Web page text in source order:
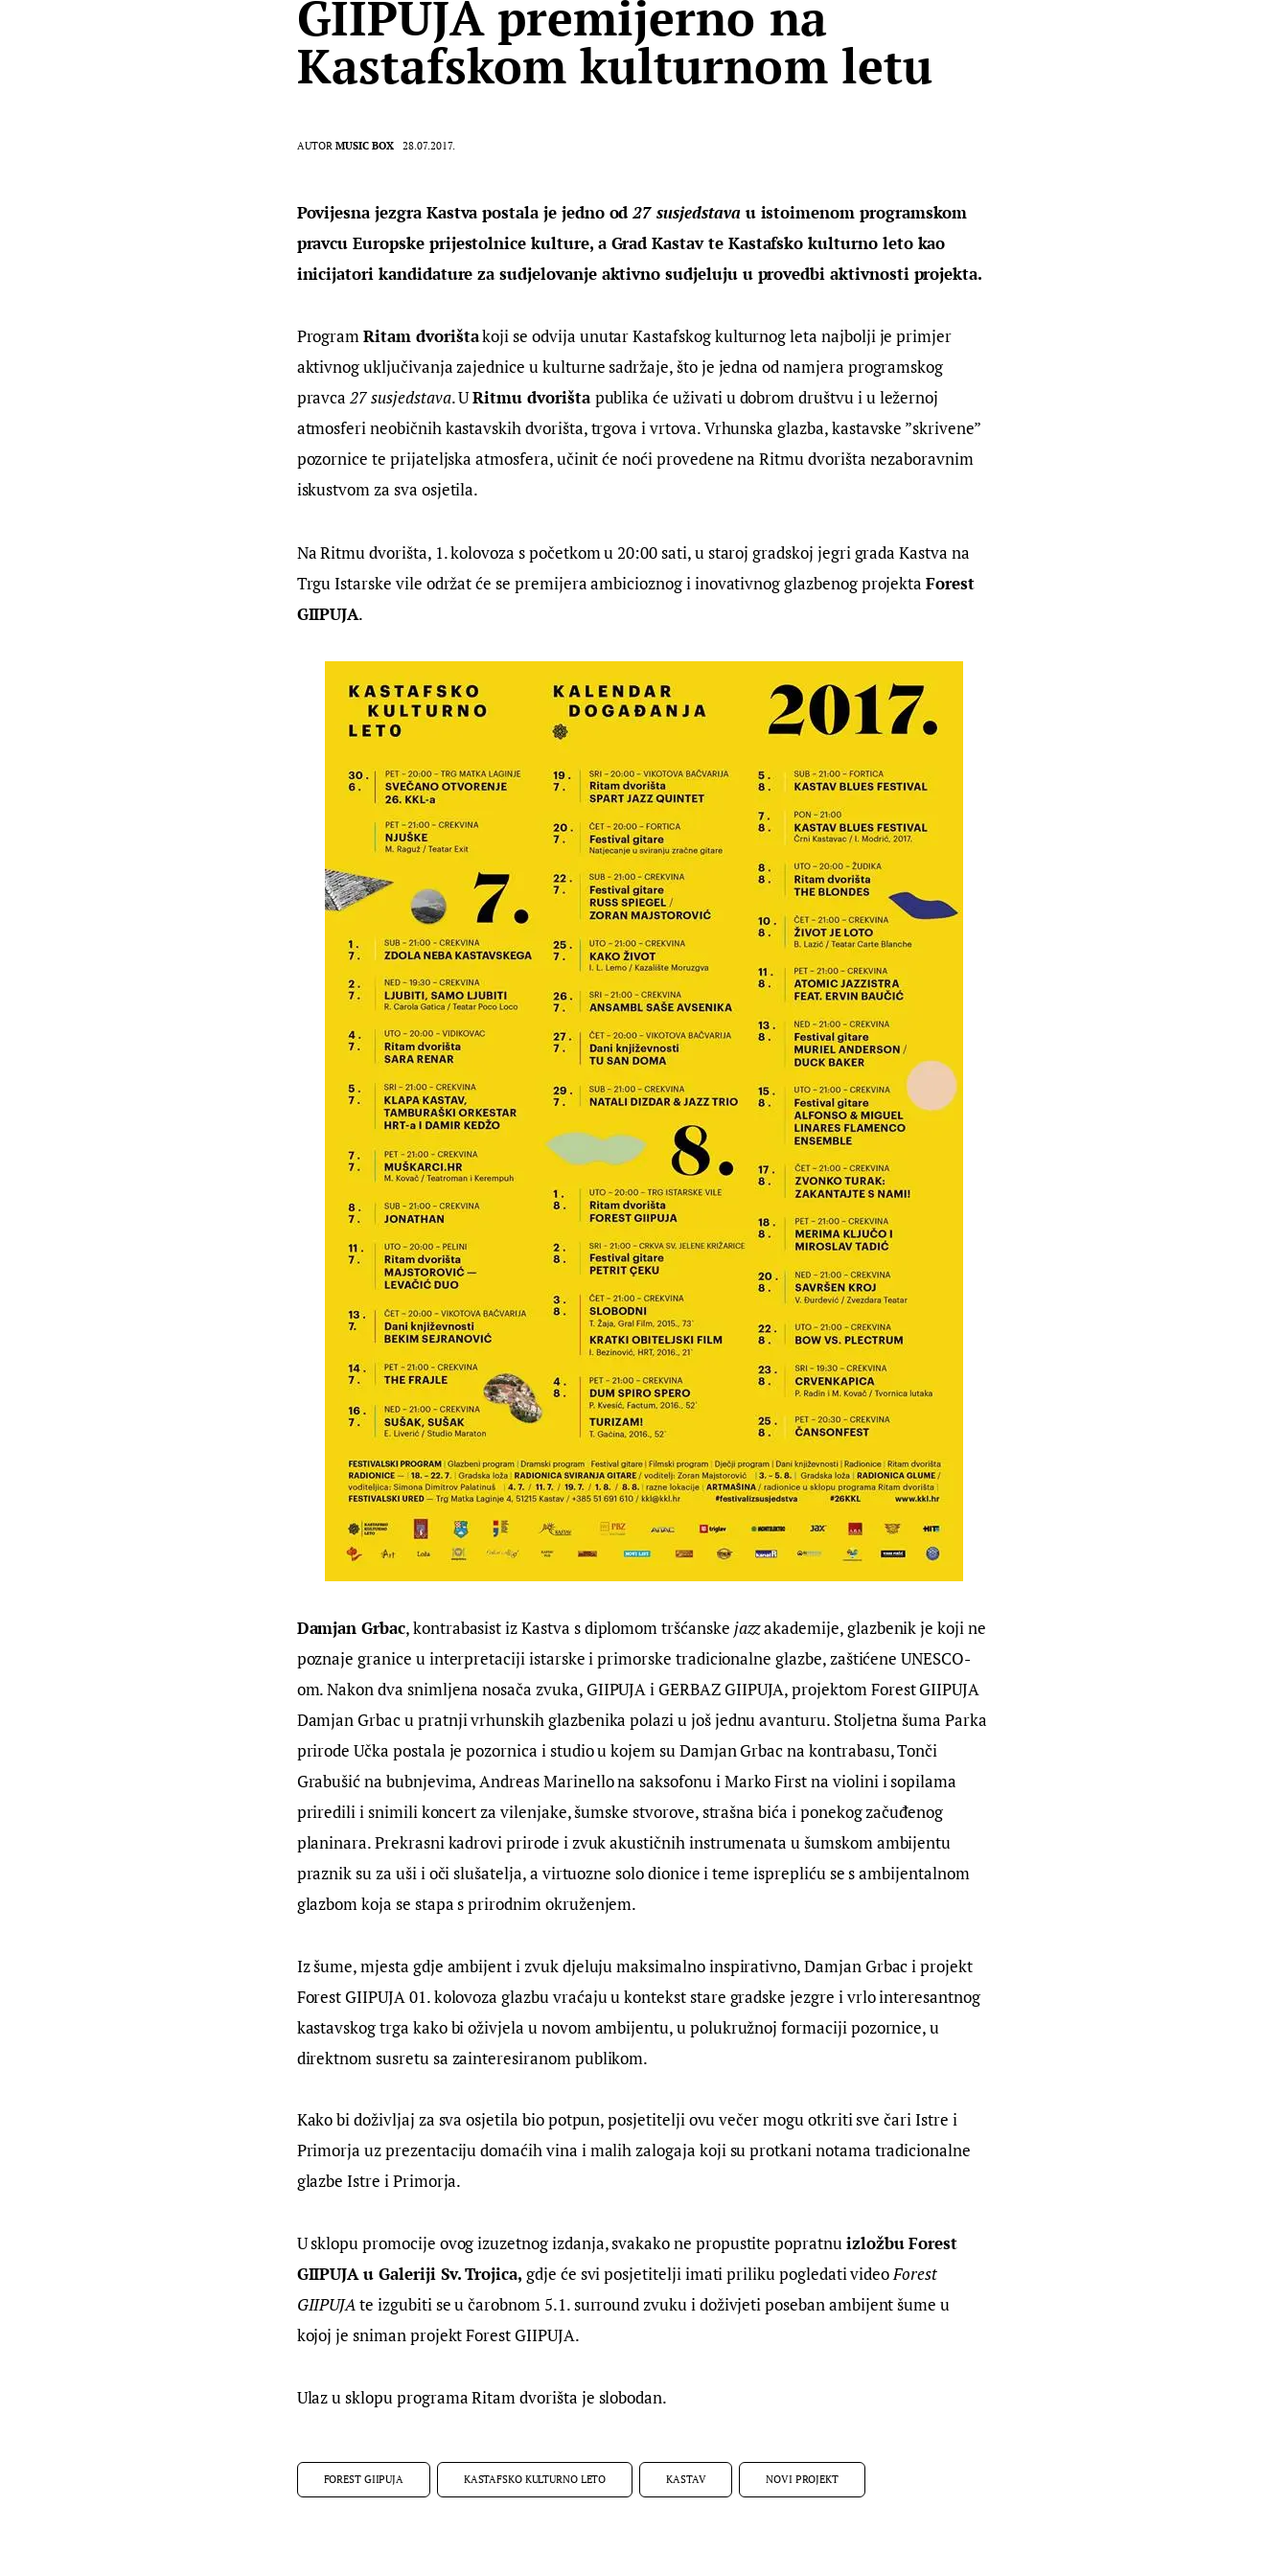
GIIPUJA premijerno na
Kastafskom kulturnom letu
AUTOR MUSIC BOX 28.07.2017.
Povijesna jezgra Kastva postala je jedno od 27 susjedstava u istoimenom programskom
pravcu Europske prijestolnice kulture, a Grad Kastav te Kastafsko kulturno leto kao
inicijatori kandidature za sudjelovanje aktivno sudjeluju u provedbi aktivnosti projekta.
Program Ritam dvorišta koji se odvija unutar Kastafskog kulturnog leta najbolji je primjer
aktivnog uključivanja zajednice u kulturne sadržaje, što je jedna od namjera programskog
pravca 27 susjedstava. U Ritmu dvorišta publika će uživati u dobrom društvu i u ležernoj
atmosferi neobičnih kastavskih dvorišta, trgova i vrtova. Vrhunska glazba, kastavske ”skrivene”
pozornice te prijateljska atmosfera, učinit će noći provedene na Ritmu dvorišta nezaboravnim
iskustvom za sva osjetila.
Na Ritmu dvorišta, 1. kolovoza s početkom u 20:00 sati, u staroj gradskoj jegri grada Kastva na
Trgu Istarske vile održat će se premijera ambicioznog i inovativnog glazbenog projekta Forest
GIIPUJA.
Damjan Grbac, kontrabasist iz Kastva s diplomom tršćanske jazz akademije, glazbenik je koji ne
poznaje granice u interpretaciji istarske i primorske tradicionalne glazbe, zaštićene UNESCO-
om. Nakon dva snimljena nosača zvuka, GIIPUJA i GERBAZ GIIPUJA, projektom Forest GIIPUJA
Damjan Grbac u pratnji vrhunskih glazbenika polazi u još jednu avanturu. Stoljetna šuma Parka
prirode Učka postala je pozornica i studio u kojem su Damjan Grbac na kontrabasu, Tonči
Grabušić na bubnjevima, Andreas Marinello na saksofonu i Marko First na violini i sopilama
priredili i snimili koncert za vilenjake, šumske stvorove, strašna bića i ponekog začuđenog
planinara. Prekrasni kadrovi prirode i zvuk akustičnih instrumenata u šumskom ambijentu
praznik su za uši i oči slušatelja, a virtuozne solo dionice i teme isprepliću se s ambijentalnom
glazbom koja se stapa s prirodnim okruženjem.
Iz šume, mjesta gdje ambijent i zvuk djeluju maksimalno inspirativno, Damjan Grbac i projekt
Forest GIIPUJA 01. kolovoza glazbu vraćaju u kontekst stare gradske jezgre i vrlo interesantnog
kastavskog trga kako bi oživjela u novom ambijentu, u polukružnoj formaciji pozornice, u
direktnom susretu sa zainteresiranom publikom.
Kako bi doživljaj za sva osjetila bio potpun, posjetitelji ovu večer mogu otkriti sve čari Istre i
Primorja uz prezentaciju domaćih vina i malih zalogaja koji su protkani notama tradicionalne
glazbe Istre i Primorja.
U sklopu promocije ovog izuzetnog izdanja, svakako ne propustite popratnu izložbu Forest
GIIPUJA u Galeriji Sv. Trojica, gdje će svi posjetitelji imati priliku pogledati video Forest
GIIPUJA te izgubiti se u čarobnom 5.1. surround zvuku i doživjeti poseban ambijent šume u
kojoj je sniman projekt Forest GIIPUJA.
Ulaz u sklopu programa Ritam dvorišta je slobodan.
FOREST GIIPUJA KASTAFSKO KULTURNO LETO KASTAV NOVI PROJEKT